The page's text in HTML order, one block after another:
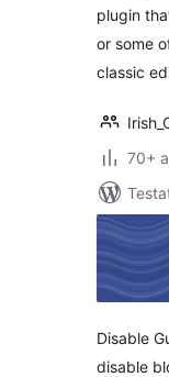
plugin
or some
classic
70+
Disable
disable